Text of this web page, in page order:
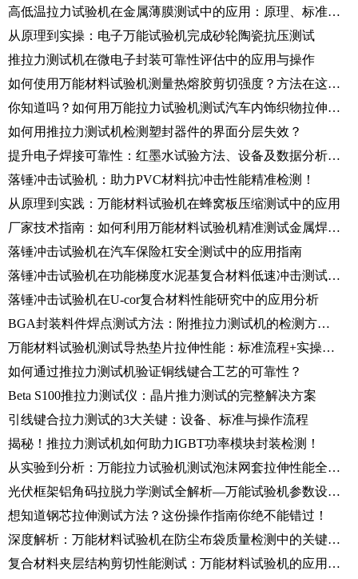
高低温拉力试验机在金属薄膜测试中的应用：原理、标准与操作规范
从原理到实操：电子万能试验机完成砂轮陶瓷抗压测试
推拉力测试机在微电子封装可靠性评估中的应用与操作
如何使用万能材料试验机测量热熔胶剪切强度？方法在这里！
你知道吗？如何用万能拉力试验机测试汽车内饰织物拉伸性能！
如何用推拉力测试机检测塑封器件的界面分层失效？
提升电子焊接可靠性：红墨水试验方法、设备及数据分析指南
落锤冲击试验机：助力PVC材料抗冲击性能精准检测！
从原理到实践：万能材料试验机在蜂窝板压缩测试中的应用
厂家技术指南：如何利用万能材料试验机精准测试金属焊丝拉伸性能
落锤冲击试验机在汽车保险杠安全测试中的应用指南
落锤冲击试验机在功能梯度水泥基复合材料低速冲击测试中的应用研究
落锤冲击试验机在U-cor复合材料性能研究中的应用分析
BGA封装料件焊点测试方法：附推拉力测试机的检测方案及应用
万能材料试验机测试导热垫片拉伸性能：标准流程+实操详解
如何通过推拉力测试机验证铜线键合工艺的可靠性？
Beta S100推拉力测试仪：晶片推力测试的完整解决方案
引线键合拉力测试的3大关键：设备、标准与操作流程
揭秘！推拉力测试机如何助力IGBT功率模块封装检测！
从实验到分析：万能拉力试验机测试泡沫网套拉伸性能全流程
光伏框架铝角码拉脱力学测试全解析—万能试验机参数设置与数据解读
想知道钢芯拉伸测试方法？这份操作指南你绝不能错过！
深度解析：万能材料试验机在防尘布袋质量检测中的关键应用
复合材料夹层结构剪切性能测试：万能材料试验机的应用与标准解析